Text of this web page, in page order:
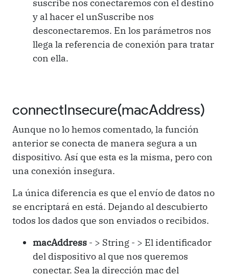
suscribe nos conectaremos con el destino
y al hacer el unSuscribe nos
desconectaremos. En los parámetros nos
llega la referencia de conexión para tratar
con ella.
connectInsecure(macAddress)
Aunque no lo hemos comentado, la función
anterior se conecta de manera segura a un
dispositivo. Así que esta es la misma, pero con
una conexión insegura.
La única diferencia es que el envío de datos no
se encriptará en está. Dejando al descubierto
todos los dados que son enviados o recibidos.
macAddress - > String - > El identificador
del dispositivo al que nos queremos
conectar. Sea la dirección mac del